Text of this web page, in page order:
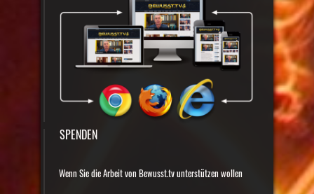
SPENDEN
Wenn Sie die Arbeit von Bewusst.tv unterstützen wollen